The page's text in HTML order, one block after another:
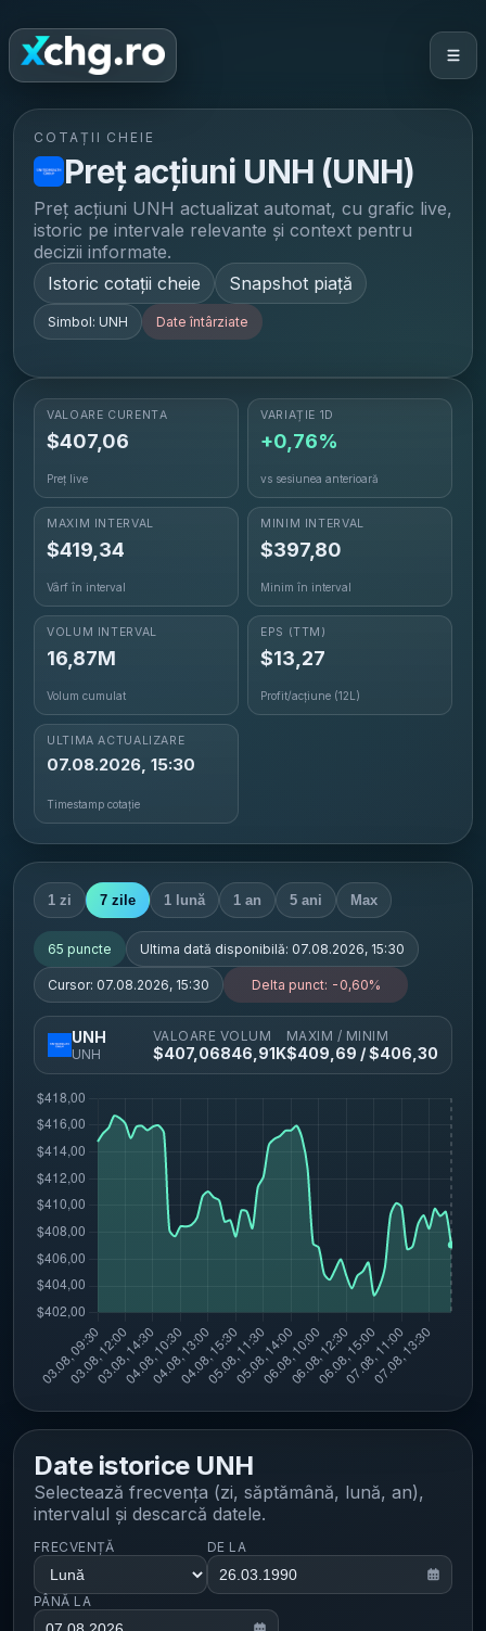
COTAȚII CHEIE
Preț acțiuni UNH (UNH)
Preț acțiuni UNH actualizat automat, cu grafic live,
istoric pe intervale relevante și context pentru
decizii informate.
Istoric cotații cheie
Snapshot piață
Simbol: UNH Date întârziate
VALOARE CURENTĂ
$407,06
Preț live
VARIAȚIE 1D
+0,76%
vs sesiunea anterioară
MAXIM INTERVAL
$419,34
Vârf în interval
MINIM INTERVAL
$397,80
Minim în interval
VOLUM INTERVAL
16,87M
Volum cumulat
EPS (TTM)
$13,27
Profit/acțiune (12L)
ULTIMA ACTUALIZARE
07.08.2026, 15:30
Timestamp cotație
1 zi 7 zile 1 lună 1 an 5 ani Max
65 puncte Ultima dată disponibilă: 07.08.2026, 15:30
Cursor: 07.08.2026, 15:30 Delta punct: -0,60%
UNH
UNH
VALOARE
$407,06
VOLUM
846,91K
MAXIM / MINIM
$409,69 / $406,30
Date istorice UNH
Selectează frecvența (zi, săptămână, lună, an),
intervalul și descarcă datele.
FRECVENȚĂ DE LA
PÂNĂ LA